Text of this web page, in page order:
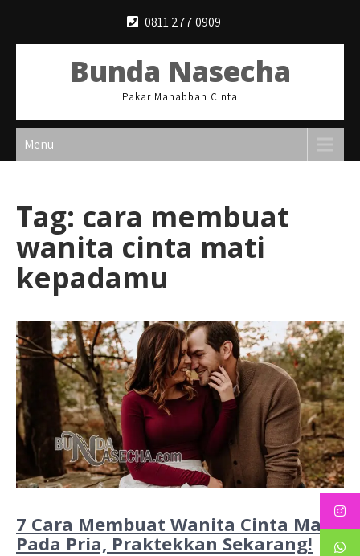
0811 277 0909
Bunda Nasecha
Pakar Mahabbah Cinta
Menu
Tag: cara membuat
wanita cinta mati
kepadamu
7 Cara Membuat Wanita Cinta Mati
Pada Pria, Praktekkan Sekarang!